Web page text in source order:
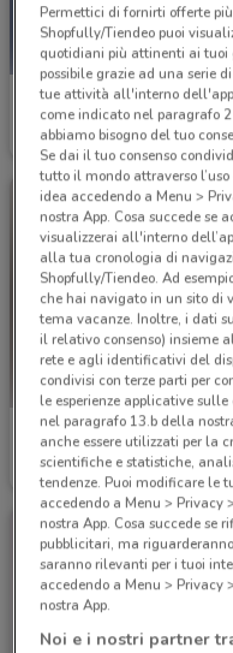
Blukids
Scade il 19/05 7.8
Cam
Scade il 31/12 7.8
Permettici di fornirti offerte
Shopfully/Tiendeo puoi
quotidiani più attinenti ai tuoi
possibile grazie ad una serie
tue attività all'interno
come indicato nel paragrafo
abbiamo bisogno del tuo
Se dai il tuo consenso
tutto il mondo attraverso
idea accedendo a Menu >
nostra App. Cosa succede se
visualizzerai all'interno
alla tua cronologia di
Shopfully/Tiendeo. Ad
che hai navigato in un sito di
tema vacanze. Inoltre, i dati
il relativo consenso) insieme
rete e agli identificativi del
condivisi con terze parti per
le esperienze applicative
nel paragrafo 13.b della
anche essere utilizzati per la
scientifiche e statistiche,
tendenze. Puoi modificare le
accedendo a Menu > Privacy
nostra App. Cosa succede se
pubblicitari, ma
saranno rilevanti per i tuoi
accedendo a Menu > Privacy
nostra App.
Noi e i nostri partner